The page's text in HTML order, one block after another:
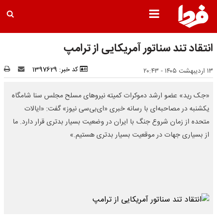
انتقاد تند سناتور آمریکایی از ترامپ
۱۳ اردیبهشت ۱۴۰۵ - ۲۰:۴۳ کد خبر: 1397629
«جک رید» عضو ارشد دموکرات کمیته نیروهای مسلح مجلس سنا شامگاه
یکشنبه در مصاحبه‌ای با رسانه خبری «ای‌بی‌سی نیوز» گفت: «ایالات
متحده از زمان شروع جنگ با ایران در وضعیت بسیار بدتری قرار دارد. ما
از بسیاری جهات در موقعیت بسیار بدتری هستیم.»